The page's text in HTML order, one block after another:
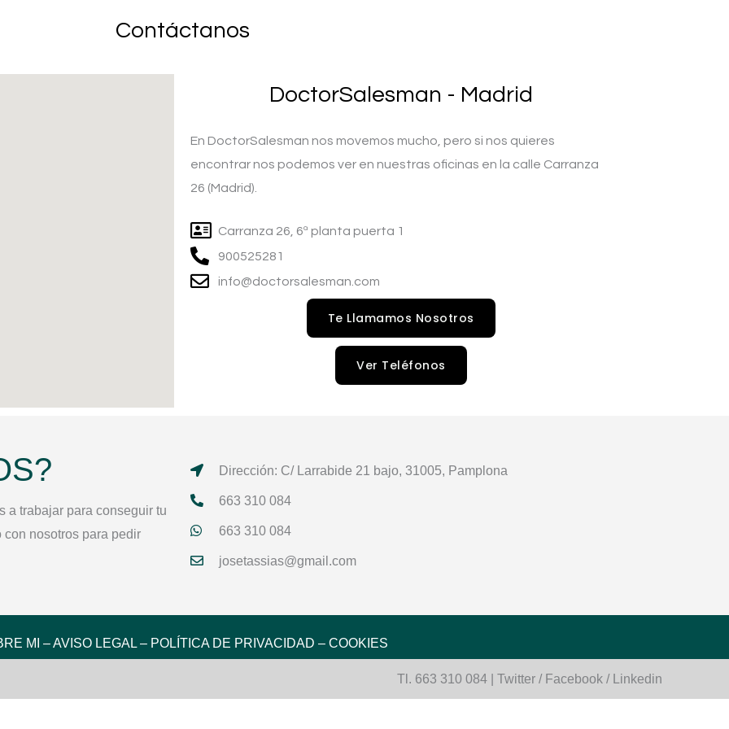
Contáctanos
DoctorSalesman - Madrid
En DoctorSalesman nos movemos mucho, pero si nos quieres
encontrar nos podemos ver en nuestras oficinas en la calle Carranza
26 (Madrid).
Carranza 26, 6ª planta puerta 1
900525281
info@doctorsalesman.com
Te Llamamos Nosotros
Ver Teléfonos
a trabajar para conseguir tu
nosotros para pedir
Dirección: C/ Larrabide 21 bajo, 31005, Pamplona
663 310 084
663 310 084
josetassias@gmail.com
MI –AVISO LEGAL – POLÍTICA DE PRIVACIDAD – COOKIES
Tl. 663 310 084 | Twitter / Facebook / Linkedin